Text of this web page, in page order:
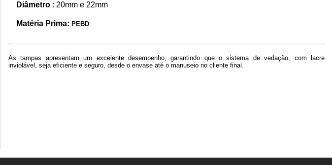
Diâmetro : 20mm e 22mm
Matéria Prima: PEBD
As tampas apresentam um excelente desempenho, garantindo que o sistema de vedação, com lacre
inviolável, seja eficiente e seguro, desde o envase até o manuseio no cliente final.